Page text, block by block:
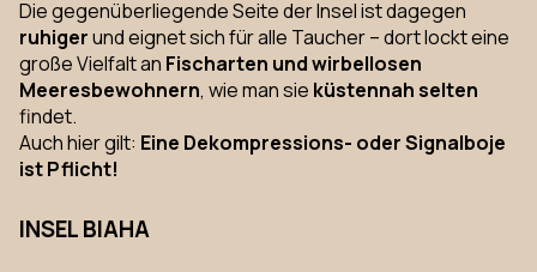
Die gegenüberliegende Seite der Insel ist dagegen
ruhigerund eignet sich für alle Taucher – dort lockt eine
große Vielfalt an Fischarten und wirbellosen
Meeresbewohnern, wie man sie küstennah selten
findet.
Auch hier gilt: Eine Dekompressions- oder Signalboje
ist Pflicht!
INSEL BIAHA